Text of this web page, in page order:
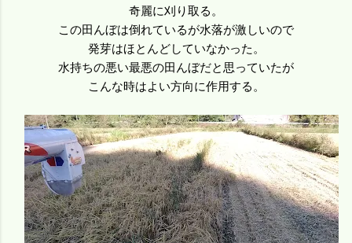
奇麗に刈り取る。
この田んぼは倒れているが水落が激しいので
発芽はほとんどしていなかった。
水持ちの悪い最悪の田んぼだと思っていたが
こんな時はよい方向に作用する。